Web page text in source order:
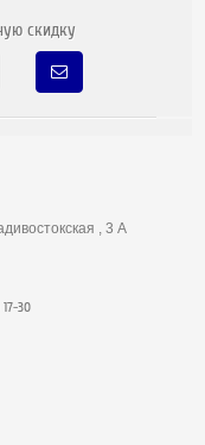
скидку
, 3 А
30